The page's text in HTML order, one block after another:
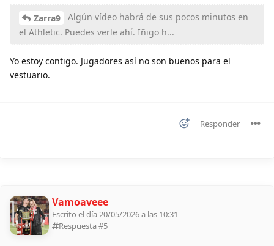
Zarra9
Algún vídeo habrá de sus pocos minutos en
el Athletic. Puedes verle ahí. Iñigo h...
Yo estoy contigo. Jugadores así no son buenos para el
vestuario.
Responder
Vamoaveee
Escrito el día 20/05/2026 a las 10:31
Respuesta #5